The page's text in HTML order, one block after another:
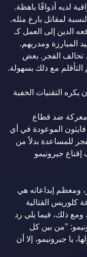
لديه أذواقًا باهظة.
لمقاتل بارع مثله.
الدين إلى العمل كـ
المبارزة ومدربهم.
تحالف الفجر. بعض
التأقلم مع ذلك بسهولة.
التقنيات الخفية
معركة ضد قطاع
الموعودة في أي
للمساعدة بدلاً من
جيرونيمو
ومعظم إبداعاته هي
كلوريس القتالية
ومع ذلك، فيما يلي رد
"من بين كل
يا جيرونيمو، إلا أن